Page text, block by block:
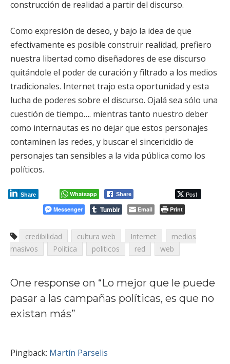
construcción de realidad a partir del discurso.
Como expresión de deseo, y bajo la idea de que
efectivamente es posible construir realidad, prefiero
nuestra libertad como diseñadores de ese discurso
quitándole el poder de curación y filtrado a los medios
tradicionales. Internet trajo esta oportunidad y esta
lucha de poderes sobre el discurso. Ojalá sea sólo una
cuestión de tiempo…. mientras tanto nuestro deber
como internautas es no dejar que estos personajes
contaminen las redes, y buscar el sincericidio de
personajes tan sensibles a la vida pública como los
políticos.
Whatsapp Share Post
Share
Messenger Tumblr Email Print
credibilidad cultura web Internet
medios
masivos
Política politicos red web
One response on “Lo mejor que le puede
pasar a las campañas políticas, es que no
existan más”
Pingback: Martín Parselis